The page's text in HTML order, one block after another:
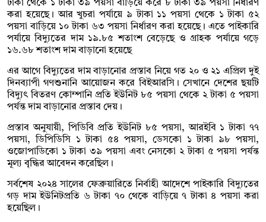
টাকা থেকে ১ টাকা ৩৯ পয়সা বাড়িয়ে করে ৮ টাকা ৩৯ পয়সা নির্ধারণ
করা হয়েছে। আর খুচরা পর্যায়ে ৯ টাকা ১১ পয়সা থেকে ১ টাকা ৫২
পয়সা বাড়িয়ে ১০ টাকা ৬৩ পয়সা নির্ধারণ করা হয়েছে। এতে পাইকারি
পর্যায়ে বিদ্যুতের দাম ১৯.৮৫ শতাংশ বেড়েছে ও গ্রাহক পর্যায়ে গড়ে
১৬.৬৮ শতাংশ দাম বাড়ানো হয়েছে
এর আগে বিদ্যুতের দাম বাড়ানোর প্রস্তাব নিয়ে গত ২০ ও ২১ এপ্রিল দুই
দিনব্যাপী গণশুনানি আয়োজন করে বিইআরসি। সেখানে দেশের ছয়টি
বিদ্যুৎ বিতরণ কোম্পানি প্রতি ইউনিট ৮৫ পয়সা থেকে ২ টাকা ৫ পয়সা
পর্যন্ত দাম বাড়ানোর প্রস্তাব দেয়।
প্রস্তাব অনুযায়ী, পিডিবি প্রতি ইউনিট ৮৫ পয়সা, আরইবি ১ টাকা ৭৭
পয়সা, ডিপিডিসি ১ টাকা ৫৪ পয়সা, ডেসকো ১ টাকা ৯৮ পয়সা,
ওজোপাডিকো ১ টাকা ৩৯ পয়সা এবং নেসকো ২ টাকা ৫ পয়সা পর্যন্ত
মূল্য বৃদ্ধির আবেদন করেছিল।
সর্বশেষ ২০২৪ সালের ফেব্রুয়ারিতে নির্বাহী আদেশে পাইকারি বিদ্যুতের
গড় দাম ইউনিটপ্রতি ৬ টাকা ৭০ থেকে বাড়িয়ে ৭ টাকা ৪ পয়সা করা
হয়েছিল।